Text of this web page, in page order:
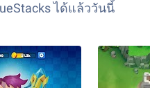
ได้แล้ววันนี้